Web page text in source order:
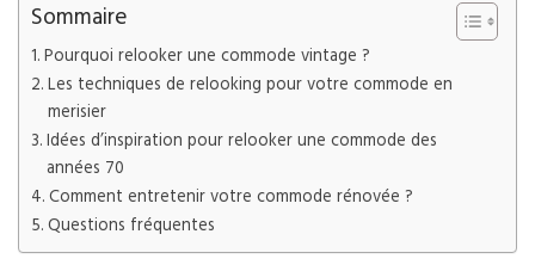
Sommaire
Pourquoi relooker une commode vintage ?
Les techniques de relooking pour votre commode en
merisier
Idées d’inspiration pour relooker une commode des
années 70
Comment entretenir votre commode rénovée ?
Questions fréquentes